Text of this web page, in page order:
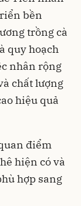
bền
trồng cà
quy hoạch
nhân rộng
chất lượng
hiệu quả
điểm
hiện có và
hợp sang